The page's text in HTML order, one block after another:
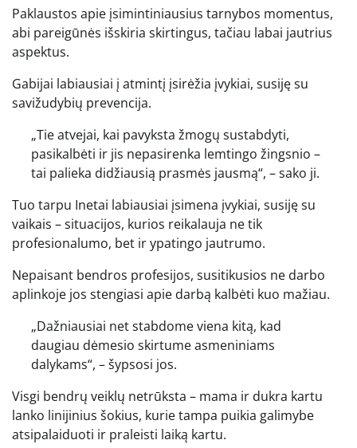
Paklaustos apie įsimintiniausius tarnybos momentus,
abi pareigūnės išskiria skirtingus, tačiau labai jautrius
aspektus.
Gabijai labiausiai į atmintį įsirėžia įvykiai, susiję su
savižudybių prevencija.
„Tie atvejai, kai pavyksta žmogų sustabdyti,
pasikalbėti ir jis nepasirenka lemtingo žingsnio –
tai palieka didžiausią prasmės jausmą“, – sako ji.
Tuo tarpu Inetai labiausiai įsimena įvykiai, susiję su
vaikais – situacijos, kurios reikalauja ne tik
profesionalumo, bet ir ypatingo jautrumo.
Nepaisant bendros profesijos, susitikusios ne darbo
aplinkoje jos stengiasi apie darbą kalbėti kuo mažiau.
„Dažniausiai net stabdome viena kitą, kad
daugiau dėmesio skirtume asmeniniams
dalykams“, – šypsosi jos.
Visgi bendrų veiklų netrūksta – mama ir dukra kartu
lanko linijinius šokius, kurie tampa puikia galimybe
atsipalaiduoti ir praleisti laiką kartu.